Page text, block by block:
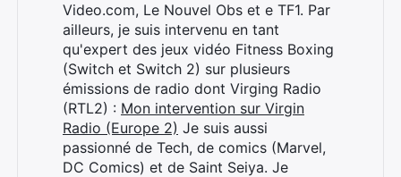
Video.com, Le Nouvel Obs et e TF1. Par
ailleurs, je suis intervenu en tant
qu'expert des jeux vidéo Fitness Boxing
(Switch et Switch 2) sur plusieurs
émissions de radio dont Virging Radio
(RTL2) : Mon intervention sur Virgin
Radio (Europe 2) Je suis aussi
passionné de Tech, de comics (Marvel,
DC Comics) et de Saint Seiya. Je
Rechercher
: